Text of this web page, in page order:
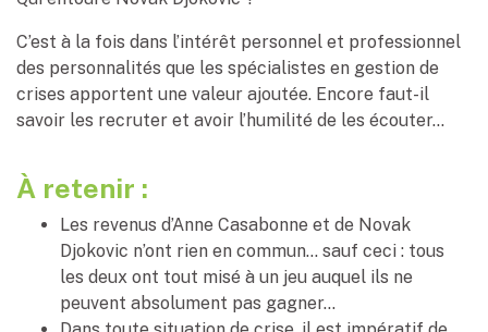
C’est à la fois dans l’intérêt personnel et professionnel
des personnalités que les spécialistes en gestion de
crises apportent une valeur ajoutée. Encore faut-il
savoir les recruter et avoir l’humilité de les écouter…
À retenir :
Les revenus d’Anne Casabonne et de Novak
Djokovic n’ont rien en commun… sauf ceci : tous
les deux ont tout misé à un jeu auquel ils ne
peuvent absolument pas gagner…